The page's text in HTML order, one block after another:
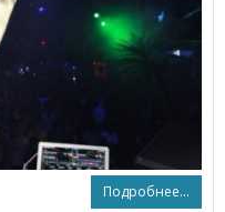
Подробнее...